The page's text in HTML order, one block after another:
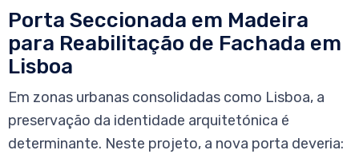
Porta Seccionada em Madeira
para Reabilitação de Fachada em
Lisboa
Em zonas urbanas consolidadas como Lisboa, a
preservação da identidade arquitetónica é
determinante. Neste projeto, a nova porta deveria: